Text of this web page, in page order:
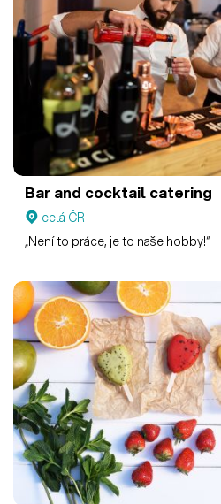
Bar and cocktail catering
celá ČR
„Není to práce, je to naše hobby!“